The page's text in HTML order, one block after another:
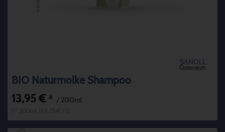
SANOLL
Österreich
BIO Naturmolke Shampoo
13,95 € * / 200ml